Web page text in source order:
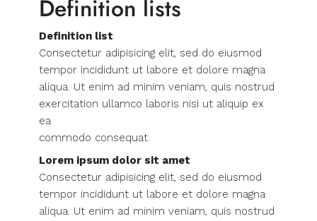
Definition lists
Definition list
Consectetur adipisicing elit, sed do eiusmod
tempor incididunt ut labore et dolore magna
aliqua. Ut enim ad minim veniam, quis nostrud
exercitation ullamco laboris nisi ut aliquip ex
ea
commodo consequat.
Lorem ipsum dolor sit amet
Consectetur adipisicing elit, sed do eiusmod
tempor incididunt ut labore et dolore magna
aliqua. Ut enim ad minim veniam, quis nostrud